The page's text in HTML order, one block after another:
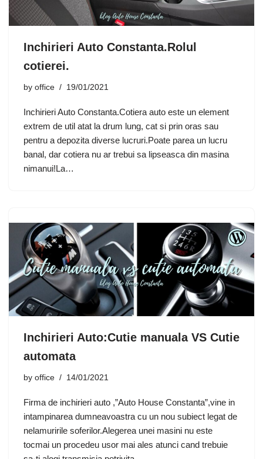
Inchirieri Auto Constanta.Rolul
cotierei.
by office 19/01/2021
Inchirieri Auto Constanta.Cotiera auto este un element
extrem de util atat la drum lung, cat si prin oras sau
pentru a depozita diverse lucruri.Poate parea un lucru
banal, dar cotiera nu ar trebui sa lipseasca din masina
nimanui!La…
Inchirieri Auto:Cutie manuala VS Cutie
automata
by office 14/01/2021
Firma de inchirieri auto ,”Auto House Constanta”,vine in
intampinarea dumneavoastra cu un nou subiect legat de
nelamuririle soferilor.Alegerea unei masini nu este
tocmai un procedeu usor mai ales atunci cand trebuie